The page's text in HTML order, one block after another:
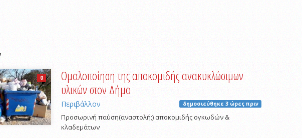
0
Ομαλοποίηση της αποκομιδής ανακυκλώσιμων
υλικών στον Δήμο
Περιβάλλον δημοσιεύθηκε 3 ώρες πριν
Προσωρινή παύση(αναστολή;) αποκομιδής ογκωδών &
κλαδεμάτων